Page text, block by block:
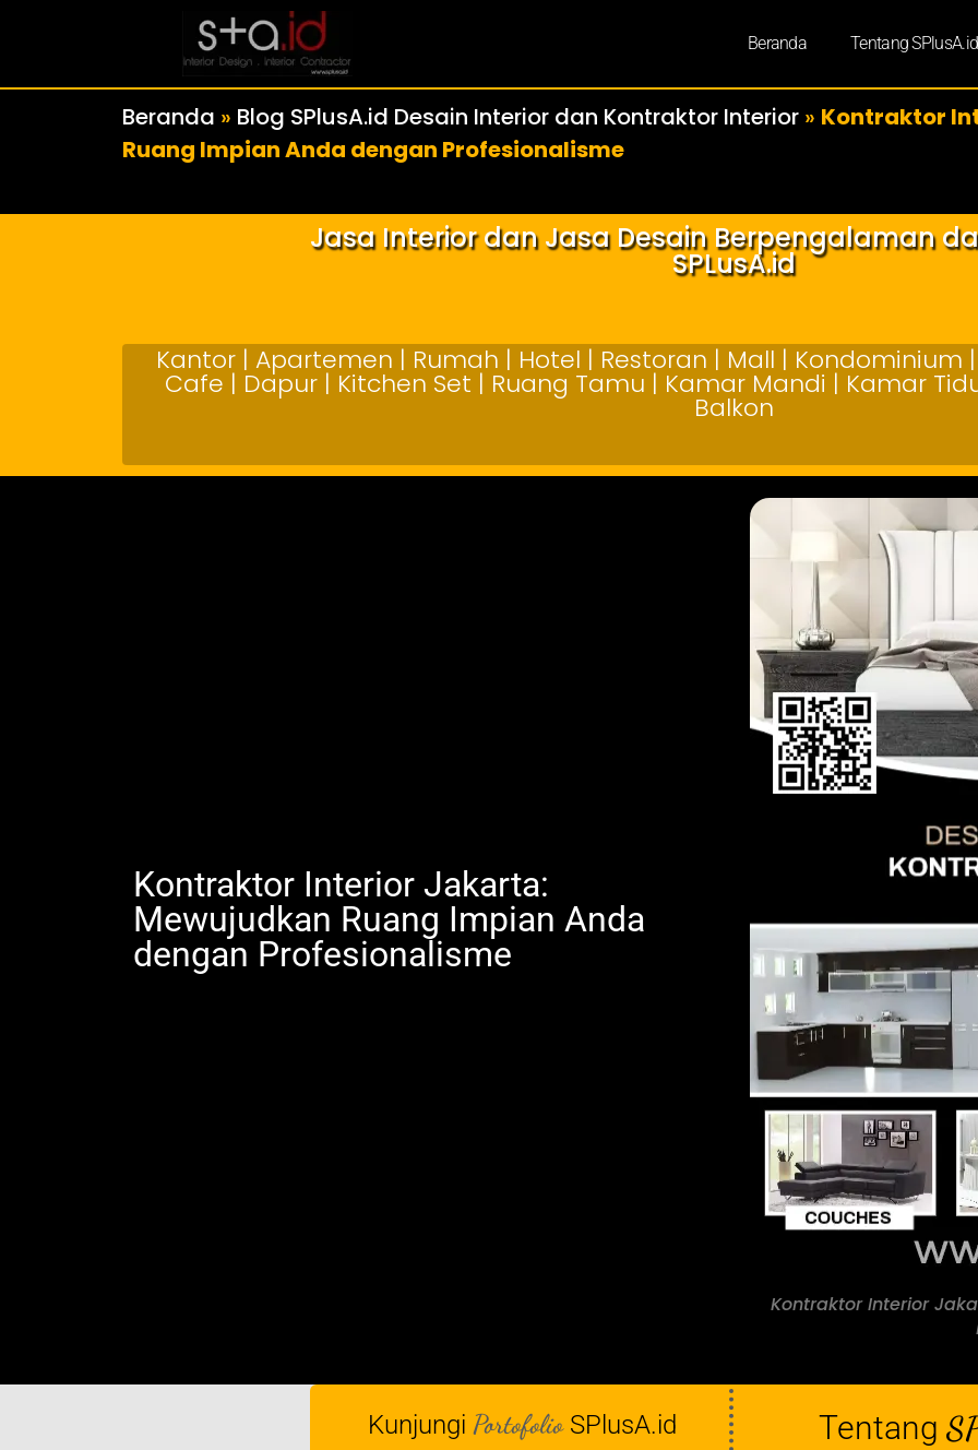
Beranda Tentang SPlusA.id
Beranda » Blog SPlusA.id Desain Interior dan Kontraktor Interior » Kontraktor
Ruang Impian Anda dengan Profesionalisme
Jasa Interior dan Jasa Desain Berpengalaman
SPLusA.id
Kantor | Apartemen | Rumah | Hotel | Restoran | Mall | Kondominium
Cafe | Dapur | Kitchen Set | Ruang Tamu | Kamar Mandi | Kamar
Balkon
Kontraktor Interior Jakarta:
Mewujudkan Ruang Impian Anda
dengan Profesionalisme
Kontraktor Interior
Kunjungi Portofolio SPlusA.id Tentang